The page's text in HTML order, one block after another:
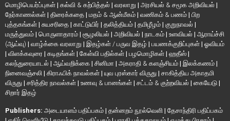
மொழிபெயர்ப்புகள் | கல்வி & கற்பித்தல் | வரலாறு | அரசியல் & சமூக அறிவியல் |
நேர்காணல்கள் | திரைக்கதை | மதம் & ஆன்மீகம் | வணிகம் & பணம் | பிற
புத்தகங்கள் | சுயசரிதை | காட்டுயிர் | தலித்தியம் | தமிழீழம் | குறுநாவல் |
மருத்துவம் | பொருளாதாரம் | சூழலியல் | அறிவியல் | நாடகம் | உளவியல் | ஆராய்ச்சி
(ஆய்வு) | வாழ்க்கை வரலாறு | இதழ்கள் / பருவ இதழ் | பயணக்குறிப்புகள் | ஓவியம்
| விளக்கவுரை | கடிதங்கள் | கேள்வி பதில்கள் | பழமொழிகள் | ஹதீஸ் |
கலந்துரையாடல் | ஆய்வறிக்கை | சினிமா | அகராதி & களஞ்சியம் | இலக்கணம் |
நினைவஞ்சலி | கிராஃபிக் நாவல்கள் | யுவ புரஸ்கார் விருது | சாகித்திய அகாதமி
விருது | சரித்திர நாவல்கள் | உணவு & பானங்கள் | சட்டம் & குற்றவியல் | கையேடு |
சிறார் இதழ்
Publishers: அடையாளம் பதிப்பகம் | தன்னறம் நூல்வெளி | தேசாந்திரி பதிப்பகம்